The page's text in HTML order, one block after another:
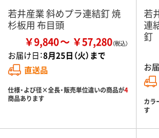
若井産業 斜めプラ連結釘 焼
杉板用 布目頭
￥9,840 ￥57,280
お届け日：8月25日（火）まで
直送品
仕様・よび径×全長・販売単位違いの商品が4
商品あります
若
連
釘
お
カラ
す